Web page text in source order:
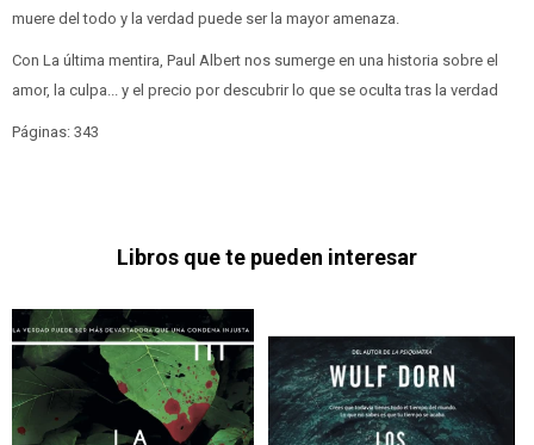
muere del todo y la verdad puede ser la mayor amenaza.
Con La última mentira, Paul Albert nos sumerge en una historia sobre el
amor, la culpa... y el precio por descubrir lo que se oculta tras la verdad
Páginas: 343
Libros que te pueden interesar